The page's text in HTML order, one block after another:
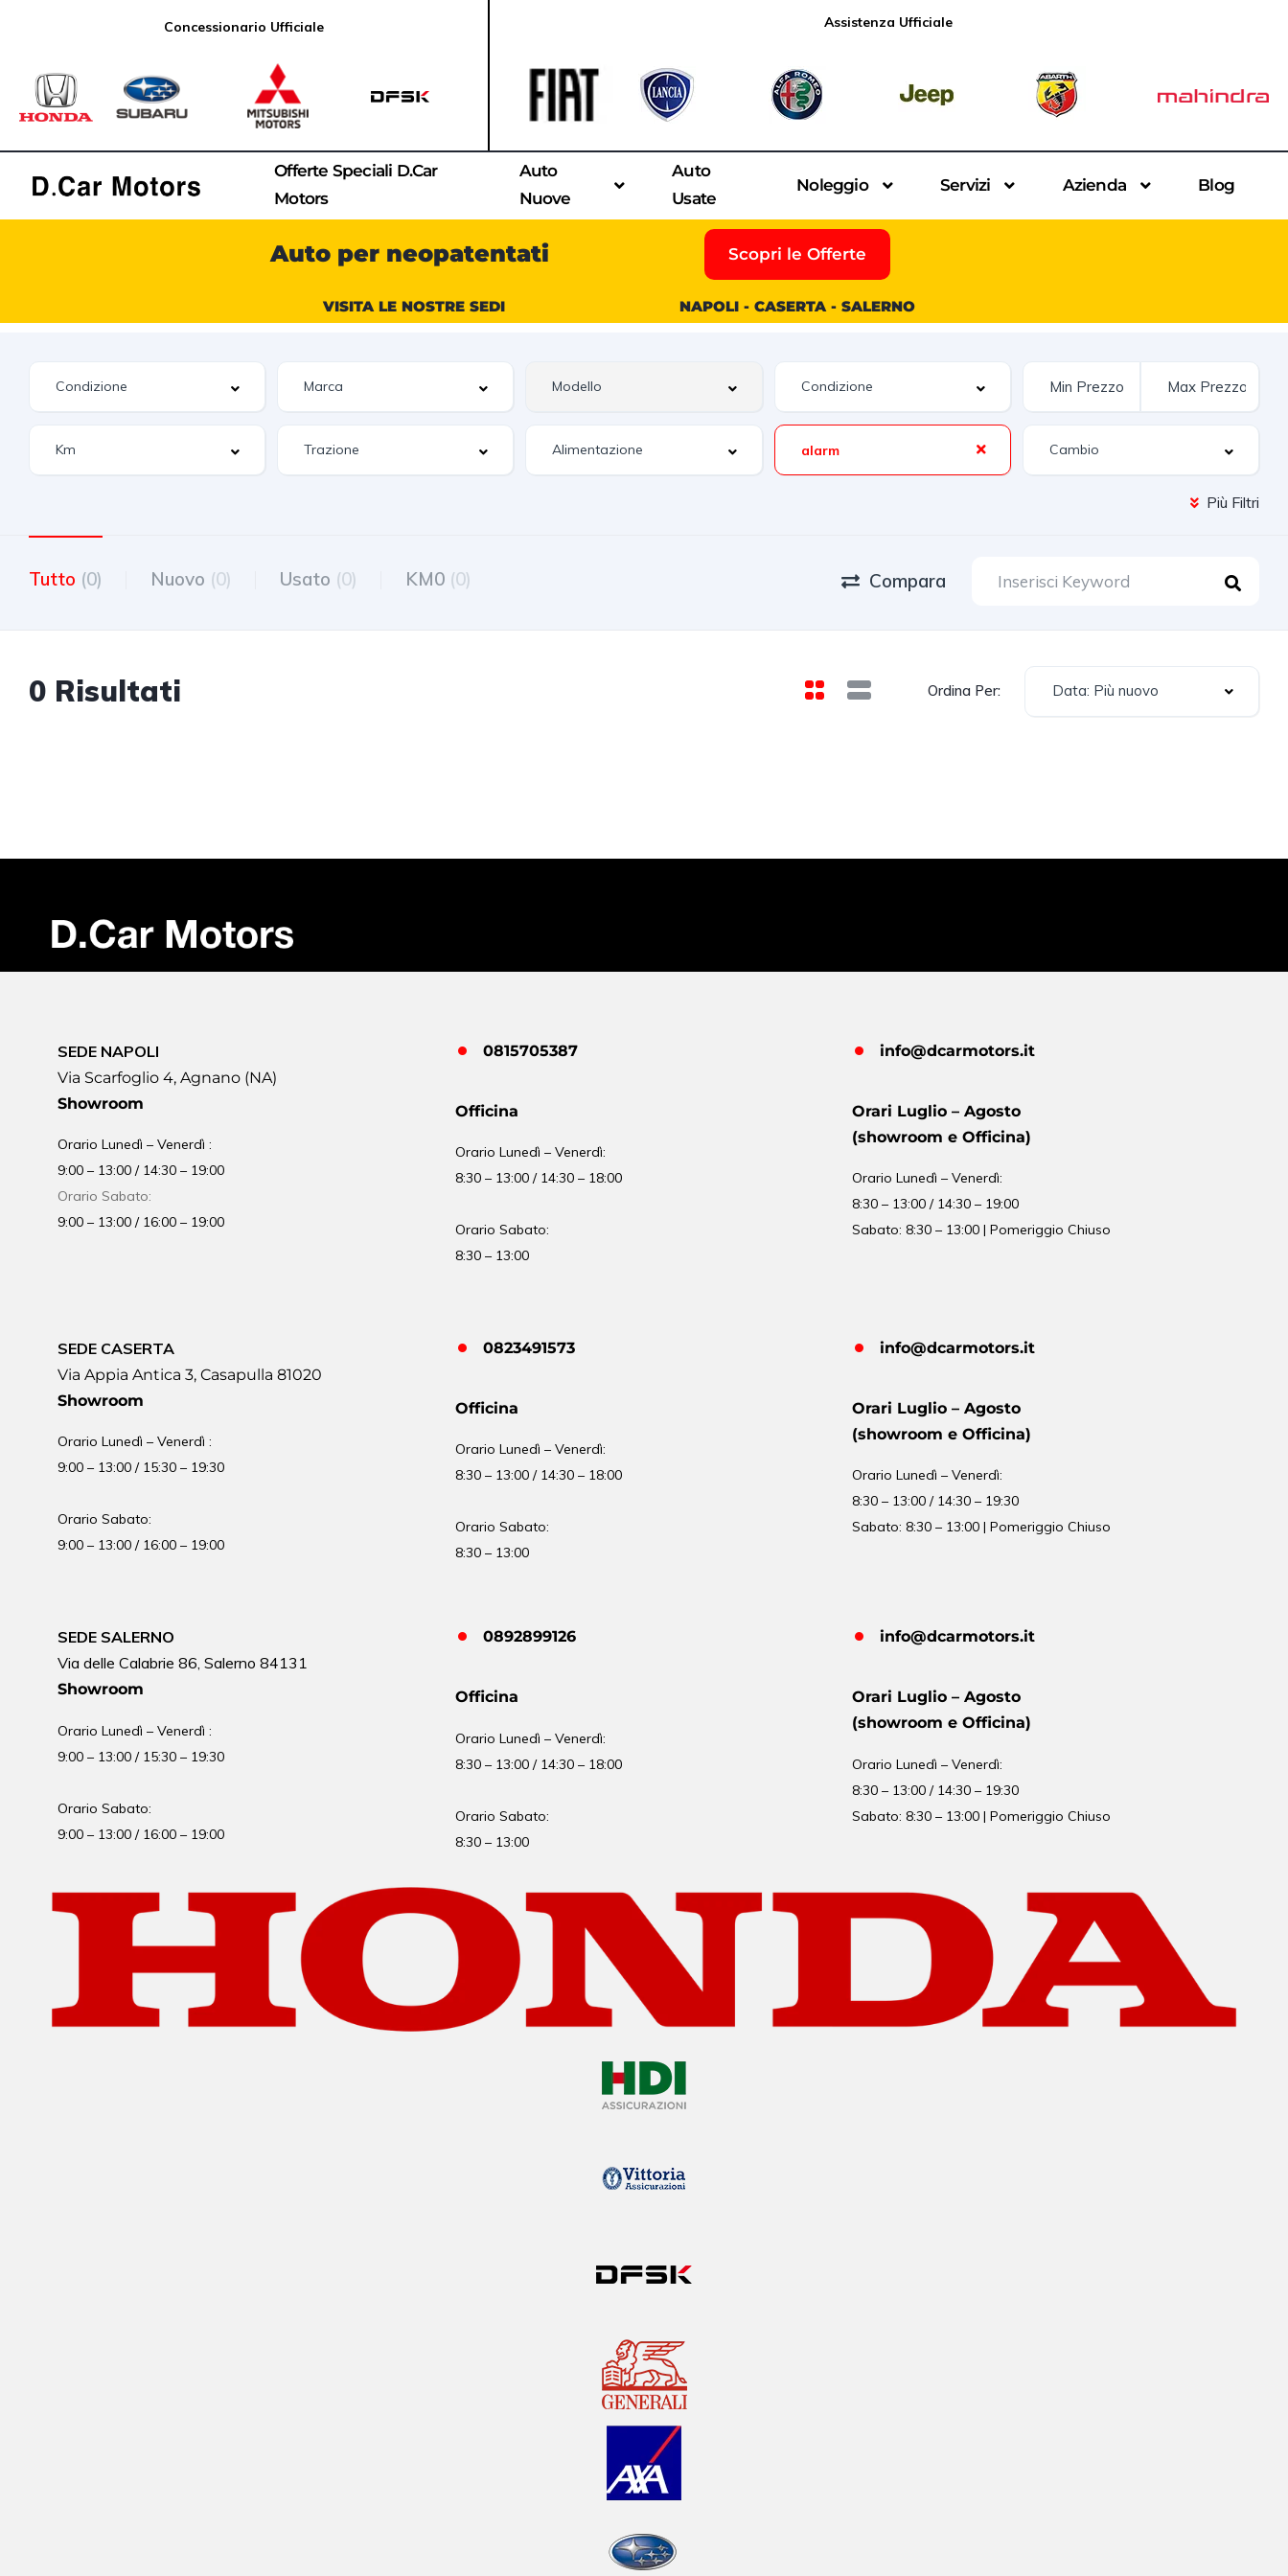
Concessionario Ufficiale Assistenza Ufficiale
Offerte Speciali D.Car
Motors
Auto
Nuove
Auto
Usate
Noleggio Servizi Azienda Blog
Auto per neopatentati Scopri le Offerte
VISITA LE NOSTRE SEDI NAPOLI - CASERTA - SALERNO
alarm
Più Filtri
Tutto (0) Nuovo (0) Usato (0) KM0 (0) Compara
0 Risultati Ordina Per: Data: Più nuovo
SEDE NAPOLI
Via Scarfoglio 4, Agnano (NA)
Showroom
Orario Lunedì – Venerdì :
9:00 – 13:00 / 14:30 – 19:00
Orario Sabato:
9:00 – 13:00 / 16:00 – 19:00
0815705387
Officina
Orario Lunedì – Venerdì:
8:30 – 13:00 / 14:30 – 18:00
Orario Sabato:
8:30 – 13:00
info@dcarmotors.it
Orari Luglio – Agosto
(showroom e Officina)
OrarioLunedì – Venerdì:
8:30 – 13:00 / 14:30 – 19:00
Sabato: 8:30 – 13:00 | Pomeriggio Chiuso
SEDE CASERTA
Via Appia Antica 3, Casapulla 81020
Showroom
Orario Lunedì – Venerdì :
9:00 – 13:00 / 15:30 – 19:30
Orario Sabato:
9:00 – 13:00 / 16:00 – 19:00
0823491573
Officina
Orario Lunedì – Venerdì:
8:30 – 13:00 / 14:30 – 18:00
Orario Sabato:
8:30 – 13:00
info@dcarmotors.it
Orari Luglio – Agosto
(showroom e Officina)
OrarioLunedì – Venerdì:
8:30 – 13:00 / 14:30 – 19:30
Sabato: 8:30 – 13:00 | Pomeriggio Chiuso
SEDE SALERNO
Via delle Calabrie 86, Salerno 84131
Showroom
Orario Lunedì – Venerdì :
9:00 – 13:00 / 15:30 – 19:30
Orario Sabato:
9:00 – 13:00 / 16:00 – 19:00
0892899126
Officina
Orario Lunedì – Venerdì:
8:30 – 13:00 / 14:30 – 18:00
Orario Sabato:
8:30 – 13:00
info@dcarmotors.it
Orari Luglio – Agosto
(showroom e Officina)
OrarioLunedì – Venerdì:
8:30 – 13:00 / 14:30 – 19:30
Sabato: 8:30 – 13:00 | Pomeriggio Chiuso